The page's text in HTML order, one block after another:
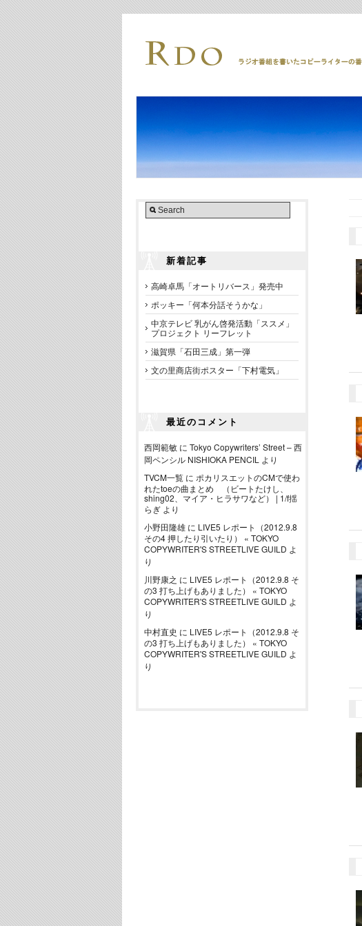
新着記事
高崎卓馬「オートリバース」発売中
ポッキー「何本分話そうかな」
中京テレビ 乳がん啓発活動「ススメ」
プロジェクト リーフレット
滋賀県「石田三成」第一弾
文の里商店街ポスター「下村電気」
最近のコメント
西岡範敏 に Tokyo Copywriters’ Street – 西
岡ペンシル NISHIOKA PENCIL より
TVCM一覧 に ポカリスエットのCMで使わ
れたtoeの曲まとめ （ビートたけし、
shing02、マイア・ヒラサワなど） | 1/f揺
らぎ より
小野田隆雄 に LIVE5 レポート（2012.9.8
その4 押したり引いたり） « TOKYO
COPYWRITER'S STREETLIVE GUILD よ
り
川野康之 に LIVE5 レポート（2012.9.8 そ
の3 打ち上げもありました） « TOKYO
COPYWRITER'S STREETLIVE GUILD よ
り
中村直史 に LIVE5 レポート（2012.9.8 そ
の3 打ち上げもありました） « TOKYO
COPYWRITER'S STREETLIVE GUILD よ
り